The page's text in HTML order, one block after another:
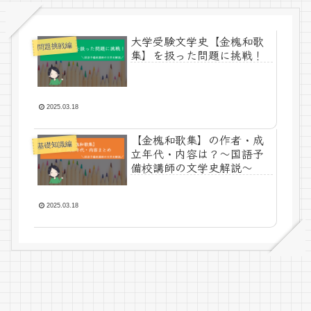
問題挑戦編
大学受験文学史【金槐和歌
集】を扱った問題に挑戦！
2025.03.18
基礎知識編
【金槐和歌集】の作者・成
立年代・内容は？～国語予
備校講師の文学史解説～
2025.03.18